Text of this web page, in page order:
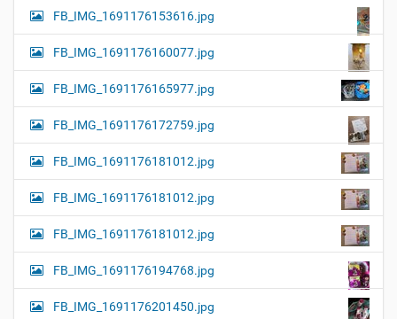
FB_IMG_1691176153616.jpg
FB_IMG_1691176160077.jpg
FB_IMG_1691176165977.jpg
FB_IMG_1691176172759.jpg
FB_IMG_1691176181012.jpg
FB_IMG_1691176181012.jpg
FB_IMG_1691176181012.jpg
FB_IMG_1691176194768.jpg
FB_IMG_1691176201450.jpg